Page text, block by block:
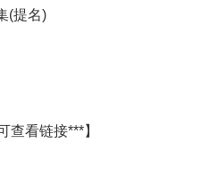
(提名)
查看链接***】